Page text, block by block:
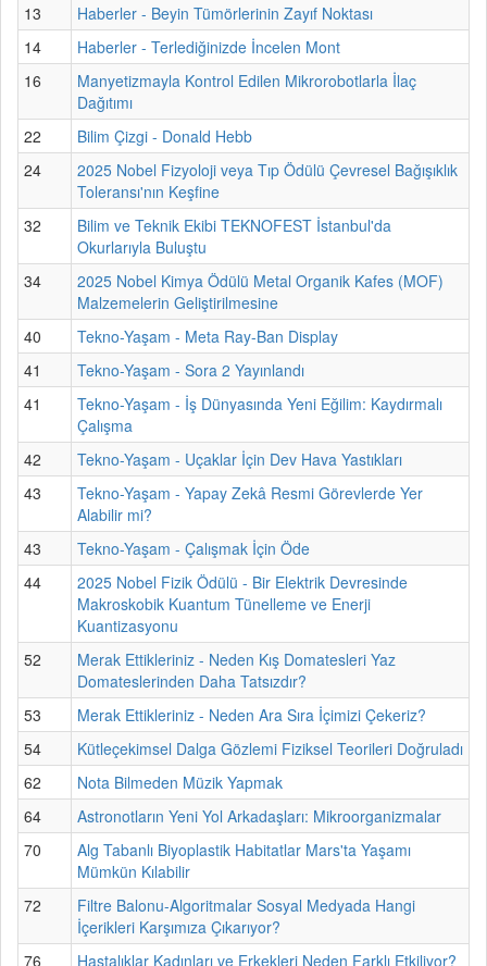
13
Haberler - Beyin Tümörlerinin Zayıf Noktası
14
Haberler - Terlediğinizde İncelen Mont
16
Manyetizmayla Kontrol Edilen Mikrorobotlarla İlaç
Dağıtımı
22
Bilim Çizgi - Donald Hebb
24
2025 Nobel Fizyoloji veya Tıp Ödülü Çevresel Bağışıklık
Toleransı'nın Keşfine
32
Bilim ve Teknik Ekibi TEKNOFEST İstanbul'da
Okurlarıyla Buluştu
34
2025 Nobel Kimya Ödülü Metal Organik Kafes (MOF)
Malzemelerin Geliştirilmesine
40
Tekno-Yaşam - Meta Ray-Ban Display
41
Tekno-Yaşam - Sora 2 Yayınlandı
41
Tekno-Yaşam - İş Dünyasında Yeni Eğilim: Kaydırmalı
Çalışma
42
Tekno-Yaşam - Uçaklar İçin Dev Hava Yastıkları
43
Tekno-Yaşam - Yapay Zekâ Resmi Görevlerde Yer
Alabilir mi?
43
Tekno-Yaşam - Çalışmak İçin Öde
44
2025 Nobel Fizik Ödülü - Bir Elektrik Devresinde
Makroskobik Kuantum Tünelleme ve Enerji
Kuantizasyonu
52
Merak Ettikleriniz - Neden Kış Domatesleri Yaz
Domateslerinden Daha Tatsızdır?
53
Merak Ettikleriniz - Neden Ara Sıra İçimizi Çekeriz?
54
Kütleçekimsel Dalga Gözlemi Fiziksel Teorileri Doğruladı
62
Nota Bilmeden Müzik Yapmak
64
Astronotların Yeni Yol Arkadaşları: Mikroorganizmalar
70
Alg Tabanlı Biyoplastik Habitatlar Mars'ta Yaşamı
Mümkün Kılabilir
72
Filtre Balonu-Algoritmalar Sosyal Medyada Hangi
İçerikleri Karşımıza Çıkarıyor?
76
Hastalıklar Kadınları ve Erkekleri Neden Farklı Etkiliyor?